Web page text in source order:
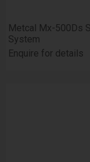
Metcal Mx-500Ds
System
Enquire for details